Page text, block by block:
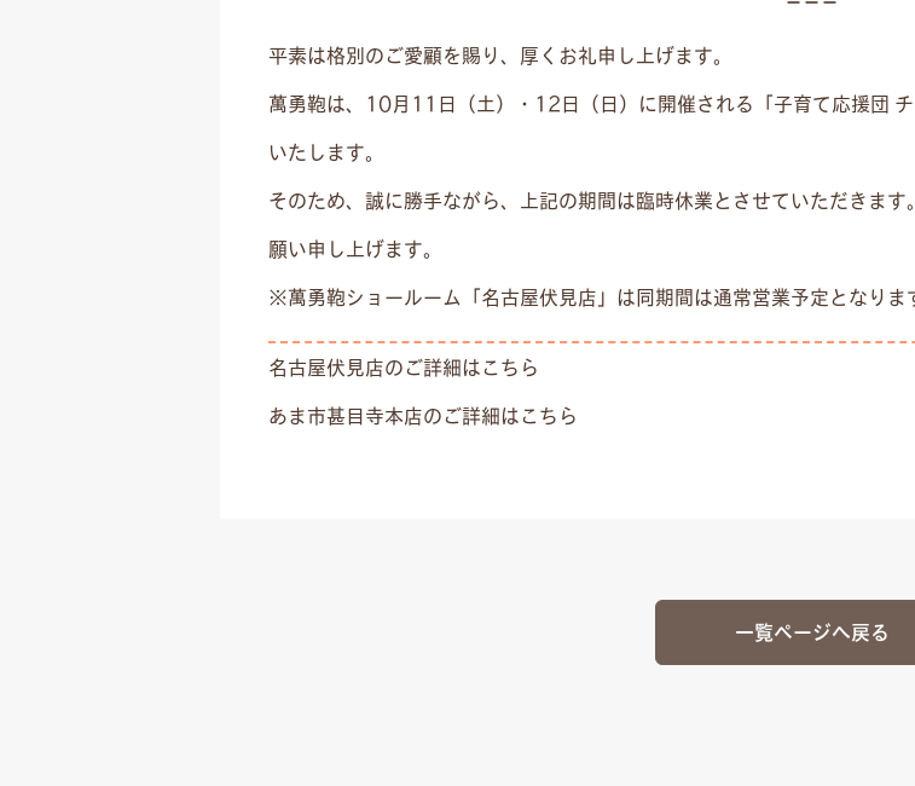
平素は格別のご愛顧を賜り、厚くお礼申し上げます。
萬勇鞄は、10月11日（土）・12日（日）に開催される「子育て応援団
いたします。
そのため、誠に勝手ながら、上記の期間は臨時休業とさせていただきま
願い申し上げます。
※萬勇鞄ショールーム「名古屋伏見店」は同期間は通常営業予定となりま
名古屋伏見店のご詳細はこちら
あま市甚目寺本店のご詳細はこちら
一覧ページへ戻る